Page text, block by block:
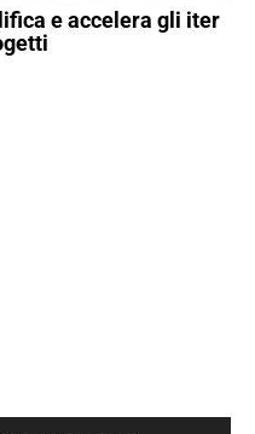
e accelera gli iter